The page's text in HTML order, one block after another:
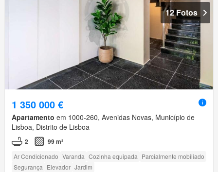
12 Fotos
1 350 000 €
Apartamento em 1000-260, Avenidas Novas, Município de
Lisboa, Distrito de Lisboa
2 99 m²
Ar Condicionado Varanda Cozinha equipada Parcialmente mobiliado
Segurança Elevador Jardim